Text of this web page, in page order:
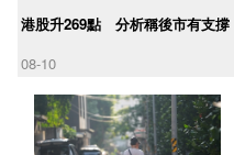
港股升269點 分析稱後市有支撐
08-10